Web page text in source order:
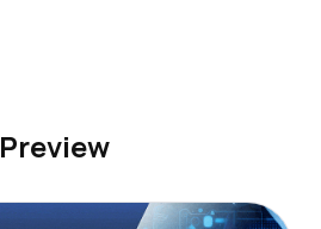
Preview